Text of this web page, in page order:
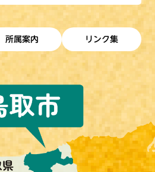
所属案内 リンク集